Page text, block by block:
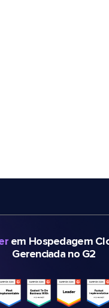
em Hospedagem
Gerenciada no G2